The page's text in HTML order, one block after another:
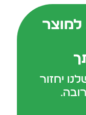
למוצר
יחזור